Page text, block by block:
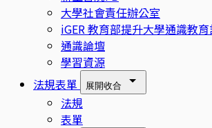
大學社會責任辦公室
iGER 教育部提升大學通識教
通識論壇
學習資源
法規表單
展開收合
法規
表單